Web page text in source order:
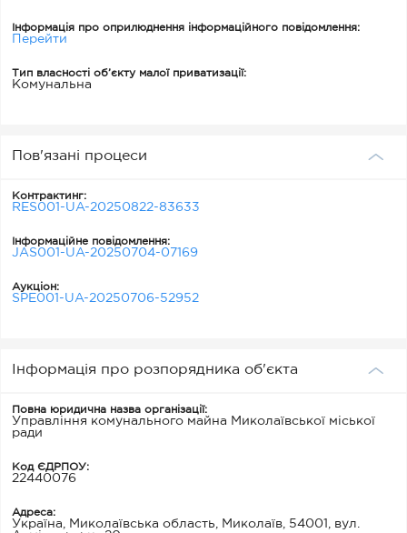
Інформація про оприлюднення інформаційного повідомлення:
Перейти
Тип власності об’єкту малої приватизації:
Комунальна
Пов'язані процеси
Контрактинг:
RES001-UA-20250822-83633
Інформаційне повідомлення:
JAS001-UA-20250704-07169
Аукціон:
SPE001-UA-20250706-52952
Інформація про розпорядника об'єкта
Повна юридична назва організації:
Управління комунального майна Миколаївської міської
ради
Код ЄДРПОУ:
22440076
Адреса:
Україна, Миколаївська область, Миколаїв, 54001, вул.